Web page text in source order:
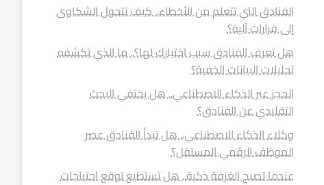
الفنادق التي تتعلم من الأخطاء.. كيف تتحول الشكاوى
إلى قرارات آلية؟
هل تعرف الفنادق سبب اختيارك لها؟.. ما الذي تكشفه
تحليلات البيانات الخفية؟
الحجز عبر الذكاء الاصطناعي.. هل يختفي البحث
التقليدي عن الفنادق؟
وكلاء الذكاء الاصطناعي.. هل تبدأ الفنادق عصر
الموظف الرقمي المستقل؟
عندما تصبح الغرفة ذكية.. هل تستطيع توقع احتياجات